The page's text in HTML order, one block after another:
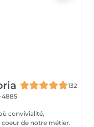
132
4885
convivialité,
de notre métier.